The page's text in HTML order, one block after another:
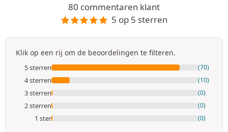
80 commentaren klant
5 op 5 sterren
Klik op een rij om de beoordelingen te filteren.
5 sterren (70)
4 sterren (10)
3 sterren (0)
2 sterren (0)
1 ster (0)